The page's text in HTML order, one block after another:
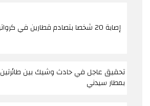
إصابة 20 شخصا بتصادم قطارين في كرواتيا
تحقيق عاجل في حادث وشيك بين طائرتين
بمطار سيدني